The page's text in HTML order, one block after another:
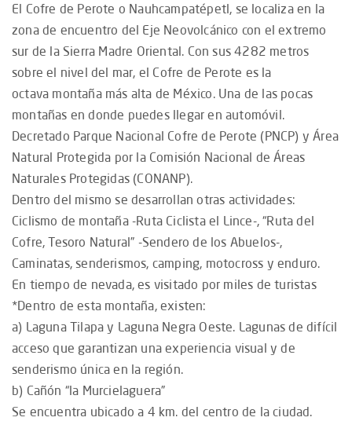
El Cofre de Perote o Nauhcampatépetl, se localiza en la
zona de encuentro del Eje Neovolcánico con el extremo
sur de la Sierra Madre Oriental. Con sus 4282 metros
sobre el nivel del mar, el Cofre de Perote es la
octava montaña más alta de México. Una de las pocas
montañas en donde puedes llegar en automóvil.
Decretado Parque Nacional Cofre de Perote (PNCP) y Área
Natural Protegida por la Comisión Nacional de Áreas
Naturales Protegidas (CONANP).
Dentro del mismo se desarrollan otras actividades:
Ciclismo de montaña -Ruta Ciclista el Lince-, “Ruta del
Cofre, Tesoro Natural” -Sendero de los Abuelos-,
Caminatas, senderismos, camping, motocross y enduro.
En tiempo de nevada, es visitado por miles de turistas
*Dentro de esta montaña, existen:
a) Laguna Tilapa y Laguna Negra Oeste. Lagunas de difícil
acceso que garantizan una experiencia visual y de
senderismo única en la región.
b) Cañón “la Murcielaguera”
Se encuentra ubicado a 4 km. del centro de la ciudad.